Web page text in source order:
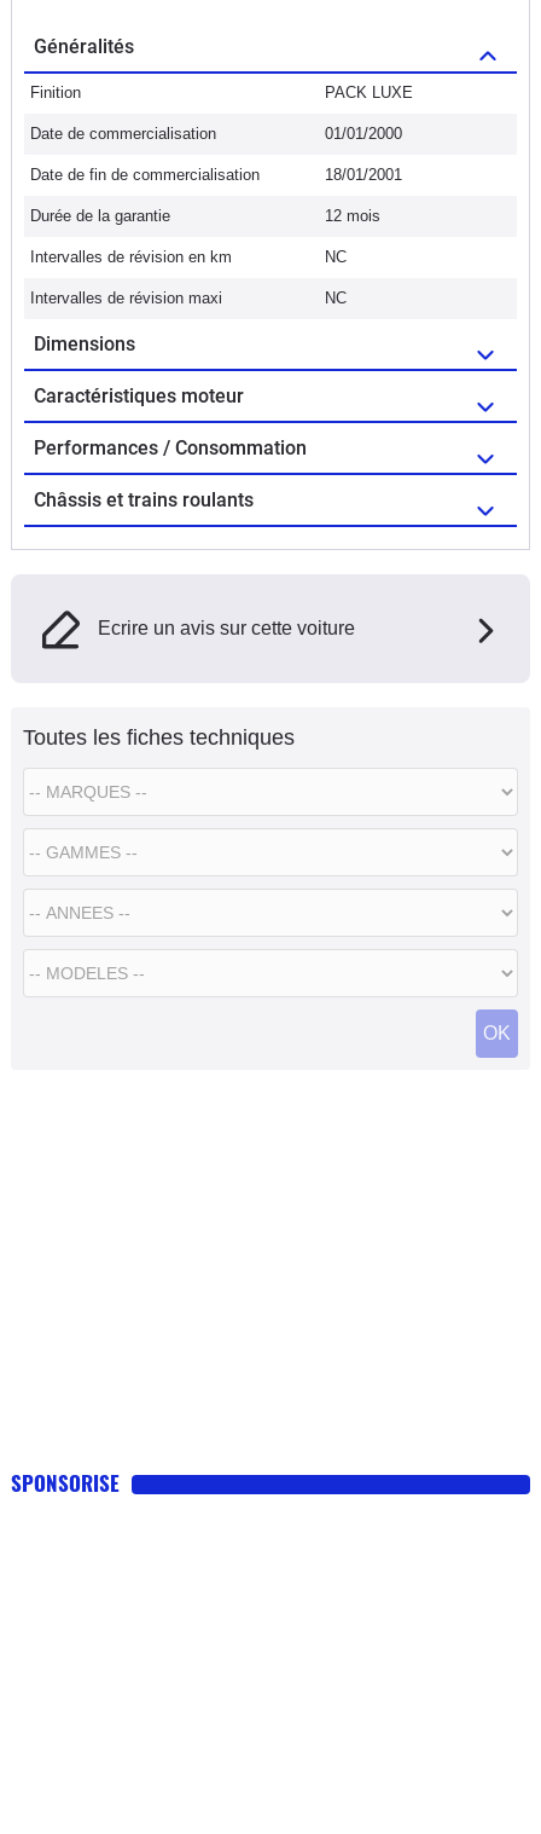
Généralités
Finition PACK LUXE
Date de commercialisation 01/01/2000
Date de fin de commercialisation 18/01/2001
Durée de la garantie 12 mois
Intervalles de révision en km NC
Intervalles de révision maxi NC
Dimensions
Caractéristiques moteur
Performances / Consommation
Châssis et trains roulants
Ecrire un avis sur cette voiture
Toutes les fiches techniques
SPONSORISE